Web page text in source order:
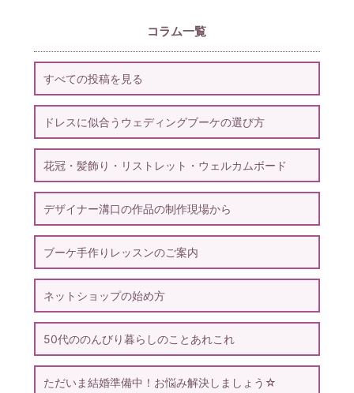
コラム一覧
すべての投稿を見る
ドレスに似合うウェディングブーケの選び方
花冠・髪飾り・リストレット・ウェルカムボード
デザイナー溝口の作品の制作現場から
ブーケ手作りレッスンのご案内
ネットショップの始め方
50代ののんびり暮らしのことあれこれ
ただいま結婚準備中！お悩み解決しましょう☆